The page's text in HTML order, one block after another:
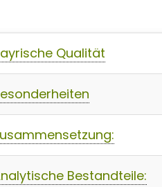
Qualität
Bestandteile: